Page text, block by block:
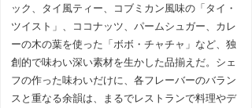
ック、タイ風ティー、コブミカン風味の「タイ・
ツイスト」、ココナッツ、パームシュガー、カレ
ーの木の葉を使った「ボボ・チャチャ」など、独
創的で味わい深い素材を生かした品揃えだ。シェ
フの作った味わいだけに、各フレーバーのバラン
スと重なる余韻は、まるでレストランで料理やデ